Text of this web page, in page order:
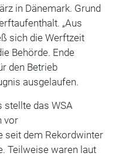
in Dänemark. Grund
„Aus
sich die Werftzeit
Behörde. Ende
den Betrieb
ausgelaufen.
stellte das WSA
vor
seit dem Rekordwinter
Teilweise waren laut